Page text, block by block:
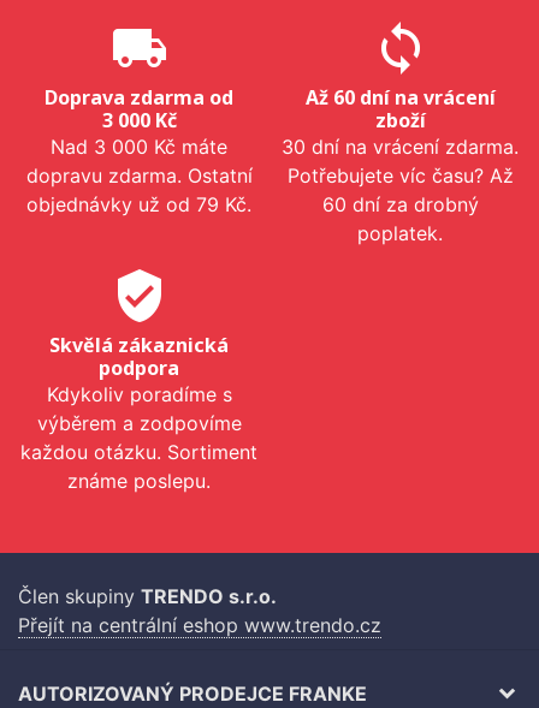
local_shipping
Doprava zdarma od
3 000 Kč
Nad 3 000 Kč máte
dopravu zdarma. Ostatní
objednávky už od 79 Kč.
sync
Až 60 dní na vrácení
zboží
30 dní na vrácení zdarma.
Potřebujete víc času? Až
60 dní za drobný
poplatek.
verified_user
Skvělá zákaznická
podpora
Kdykoliv poradíme s
výběrem a zodpovíme
každou otázku. Sortiment
známe poslepu.
Člen skupiny TRENDO s.r.o.
Přejít na centrální eshop www.trendo.cz
AUTORIZOVANÝ PRODEJCE FRANKE